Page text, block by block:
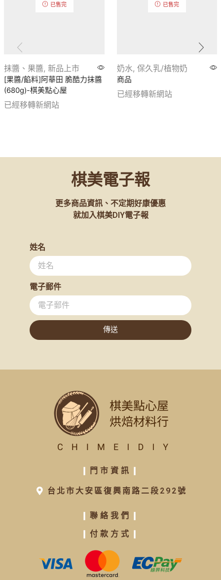
已售完
抹醬、果醬, 新品上市
[果醬/餡料]阿華田 脆酷力抹醬
(680g)-棋美點心屋
已經移轉新網站
已售完
奶水, 保久乳/植物奶
商品
已經移轉新網站
棋美電子報
更多商品資訊、不定期好康優惠
就加入棋美DIY電子報
姓名
電子郵件
傳送
門市資訊
台北市大安區復興南路二段292號
聯絡我們
付款方式